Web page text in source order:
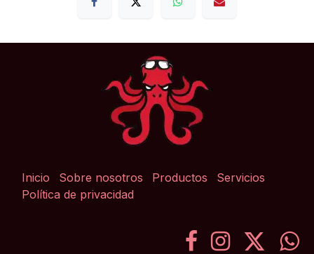
Inicio Sobre nosotros Productos
Servicios
Política de privacidad